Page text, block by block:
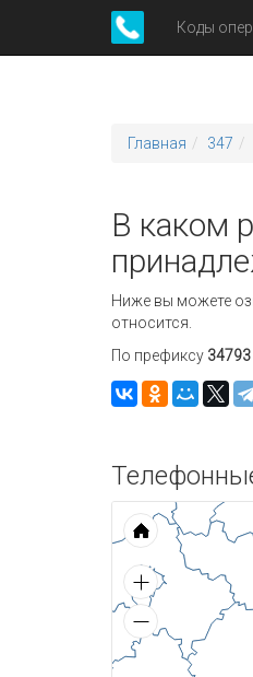
Коды
Главная 347
В каком
Ниже вы можете
относится.
По префиксу 34793